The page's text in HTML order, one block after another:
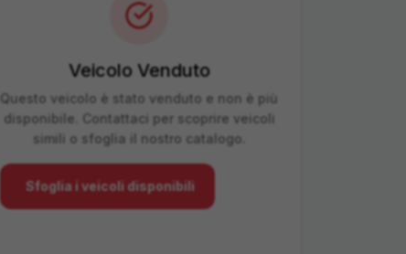
Veicolo Venduto
Questo veicolo è stato venduto e non è più
disponibile. Contattaci per scoprire veicoli
simili o sfoglia il nostro catalogo.
Sfoglia i veicoli disponibili